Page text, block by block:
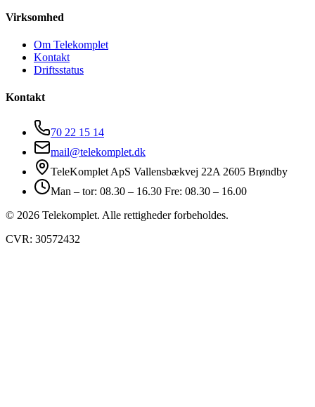
Virksomhed
Om Telekomplet
Kontakt
Driftsstatus
Kontakt
70 22 15 14
mail@telekomplet.dk
TeleKomplet ApS Vallensbækvej 22A 2605 Brøndby
Man – tor: 08.30 – 16.30 Fre: 08.30 – 16.00
© 2026 Telekomplet. Alle rettigheder forbeholdes.
CVR: 30572432